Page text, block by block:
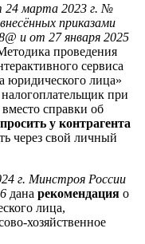
марта 2023 г. №
приказами
и от 27 января 2025
проведения
сервиса
юридического лица»
при
справки об
у контрагента
через свой личный
г. Минстроя России
дана рекомендация о
лица,
хозяйственное